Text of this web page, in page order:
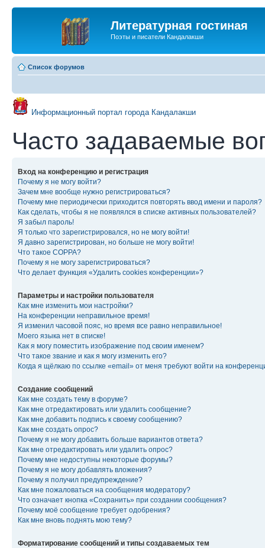
Литературная гостиная
Поэты и писатели Кандалакши
Список форумов
Информационный портал города Кандалакши
Часто задаваемые
Вход на конференцию и регистрация
Почему я не могу войти?
Зачем мне вообще нужно регистрироваться?
Почему мне периодически приходится повторять ввод имени и пароля?
Как сделать, чтобы я не появлялся в списке активных пользователей?
Я забыл пароль!
Я только что зарегистрировался, но не могу войти!
Я давно зарегистрирован, но больше не могу войти!
Что такое COPPA?
Почему я не могу зарегистрироваться?
Что делает функция «Удалить cookies конференции»?
Параметры и настройки пользователя
Как мне изменить мои настройки?
На конференции неправильное время!
Я изменил часовой пояс, но время все равно неправильное!
Моего языка нет в списке!
Как я могу поместить изображение под своим именем?
Что такое звание и как я могу изменить его?
Когда я щёлкаю по ссылке «email» от меня требуют войти на
Создание сообщений
Как мне создать тему в форуме?
Как мне отредактировать или удалить сообщение?
Как мне добавить подпись к своему сообщению?
Как мне создать опрос?
Почему я не могу добавить больше вариантов ответа?
Как мне отредактировать или удалить опрос?
Почему мне недоступны некоторые форумы?
Почему я не могу добавлять вложения?
Почему я получил предупреждение?
Как мне пожаловаться на сообщения модератору?
Что означает кнопка «Сохранить» при создании сообщения?
Почему моё сообщение требует одобрения?
Как мне вновь поднять мою тему?
Форматирование сообщений и типы создаваемых тем